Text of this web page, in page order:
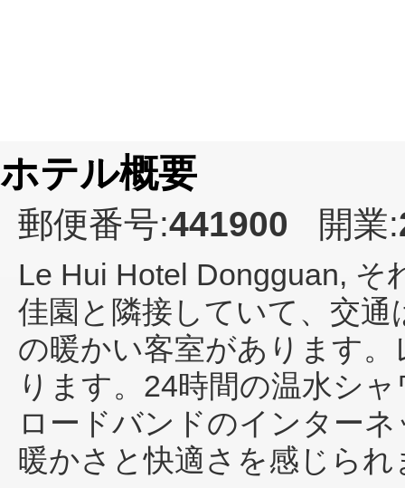
ホテル概要
郵便番号:441900 開業:
Le Hui Hotel Dongguan, そ
佳園と隣接していて、交
の暖かい客室があります
ります。24時間の温水シ
ロードバンドのインター
暖かさと快適さを感じられ